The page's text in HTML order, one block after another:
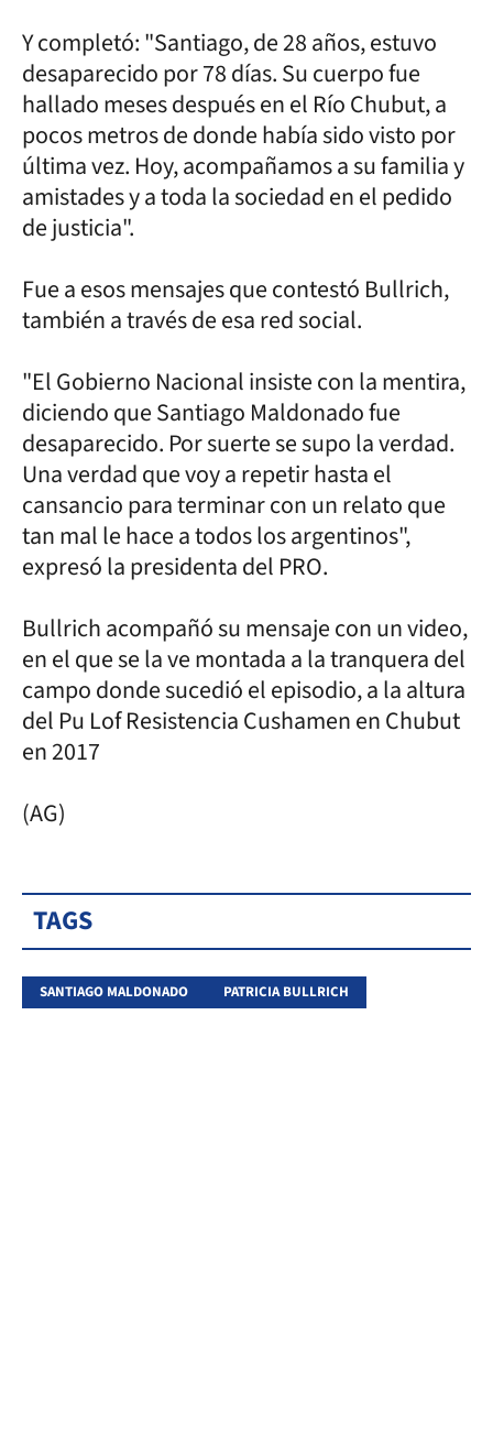
Y completó: "Santiago, de 28 años, estuvo
desaparecido por 78 días. Su cuerpo fue
hallado meses después en el Río Chubut, a
pocos metros de donde había sido visto por
última vez. Hoy, acompañamos a su familia y
amistades y a toda la sociedad en el pedido
de justicia".
Fue a esos mensajes que contestó Bullrich,
también a través de esa red social.
"El Gobierno Nacional insiste con la mentira,
diciendo que Santiago Maldonado fue
desaparecido. Por suerte se supo la verdad.
Una verdad que voy a repetir hasta el
cansancio para terminar con un relato que
tan mal le hace a todos los argentinos",
expresó la presidenta del PRO.
Bullrich acompañó su mensaje con un video,
en el que se la ve montada a la tranquera del
campo donde sucedió el episodio, a la altura
del Pu Lof Resistencia Cushamen en Chubut
en 2017
(AG)
TAGS
SANTIAGO MALDONADO PATRICIA BULLRICH